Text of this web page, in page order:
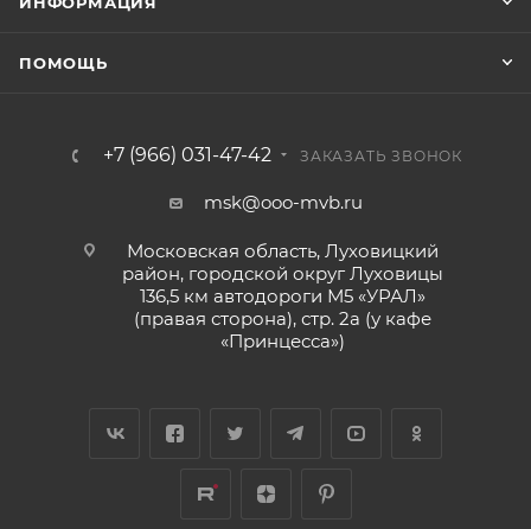
ПОМОЩЬ
+7 (966) 031-47-42 ЗАКАЗАТЬ ЗВОНОК
msk@ooo-mvb.ru
Московская область, Луховицкий
район, городской округ Луховицы
136,5 км автодороги М5 «УРАЛ»
(правая сторона), стр. 2а (у кафе
«‎Принцесса»)